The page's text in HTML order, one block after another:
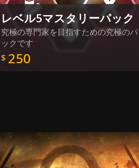
レベル5マスタリーパック
究極の専門家を目指すための究極のパ
ックです
$ 250